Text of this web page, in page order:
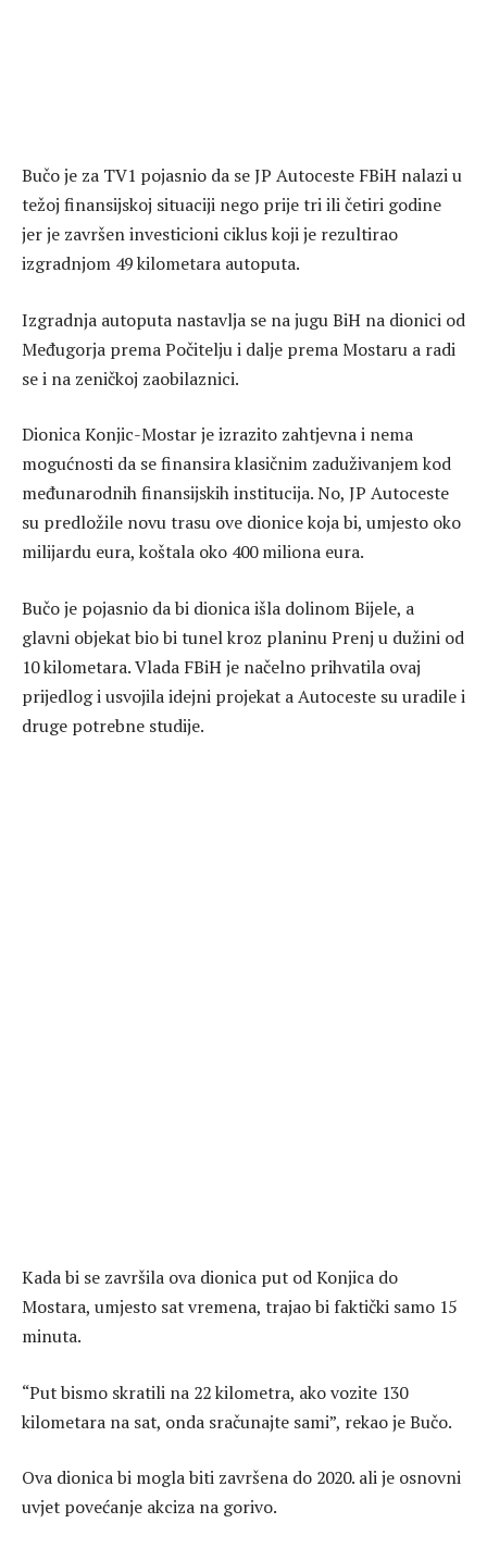
Bučo je za TV1 pojasnio da se JP Autoceste FBiH nalazi u
težoj finansijskoj situaciji nego prije tri ili četiri godine
jer je završen investicioni ciklus koji je rezultirao
izgradnjom 49 kilometara autoputa.
Izgradnja autoputa nastavlja se na jugu BiH na dionici od
Međugorja prema Počitelju i dalje prema Mostaru a radi
se i na zeničkoj zaobilaznici.
Dionica Konjic-Mostar je izrazito zahtjevna i nema
mogućnosti da se finansira klasičnim zaduživanjem kod
međunarodnih finansijskih institucija. No, JP Autoceste
su predložile novu trasu ove dionice koja bi, umjesto oko
milijardu eura, koštala oko 400 miliona eura.
Bučo je pojasnio da bi dionica išla dolinom Bijele, a
glavni objekat bio bi tunel kroz planinu Prenj u dužini od
10 kilometara. Vlada FBiH je načelno prihvatila ovaj
prijedlog i usvojila idejni projekat a Autoceste su uradile i
druge potrebne studije.
Kada bi se završila ova dionica put od Konjica do
Mostara, umjesto sat vremena, trajao bi faktički samo 15
minuta.
“Put bismo skratili na 22 kilometra, ako vozite 130
kilometara na sat, onda sračunajte sami”, rekao je Bučo.
Ova dionica bi mogla biti završena do 2020. ali je osnovni
uvjet povećanje akciza na gorivo.